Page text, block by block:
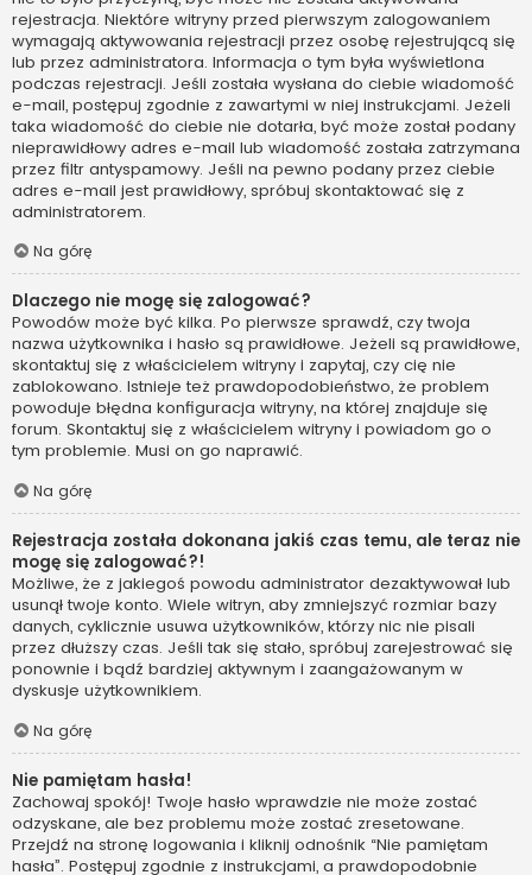
rejestracja. Niektóre witryny przed pierwszym zalogowaniem
wymagają aktywowania rejestracji przez osobę rejestrującą się
lub przez administratora. Informacja o tym była wyświetlona
podczas rejestracji. Jeśli została wysłana do ciebie wiadomość
e-mail, postępuj zgodnie z zawartymi w niej instrukcjami. Jeżeli
taka wiadomość do ciebie nie dotarła, być może został podany
nieprawidłowy adres e-mail lub wiadomość została zatrzymana
przez filtr antyspamowy. Jeśli na pewno podany przez ciebie
adres e-mail jest prawidłowy, spróbuj skontaktować się z
administratorem.
Na górę
Dlaczego nie mogę się zalogować?
Powodów może być kilka. Po pierwsze sprawdź, czy twoja
nazwa użytkownika i hasło są prawidłowe. Jeżeli są prawidłowe,
skontaktuj się z właścicielem witryny i zapytaj, czy cię nie
zablokowano. Istnieje też prawdopodobieństwo, że problem
powoduje błędna konfiguracja witryny, na której znajduje się
forum. Skontaktuj się z właścicielem witryny i powiadom go o
tym problemie. Musi on go naprawić.
Na górę
Rejestracja została dokonana jakiś czas temu, ale teraz nie
mogę się zalogować?!
Możliwe, że z jakiegoś powodu administrator dezaktywował lub
usunął twoje konto. Wiele witryn, aby zmniejszyć rozmiar bazy
danych, cyklicznie usuwa użytkowników, którzy nic nie pisali
przez dłuższy czas. Jeśli tak się stało, spróbuj zarejestrować się
ponownie i bądź bardziej aktywnym i zaangażowanym w
dyskusje użytkownikiem.
Na górę
Nie pamiętam hasła!
Zachowaj spokój! Twoje hasło wprawdzie nie może zostać
odzyskane, ale bez problemu może zostać zresetowane.
Przejdź na stronę logowania i kliknij odnośnik “Nie pamiętam
hasła”. Postępuj zgodnie z instrukcjami, a prawdopodobnie